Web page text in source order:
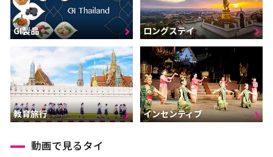
GI製品 ロングステイ
教育旅行 インセンティブ
動画で見るタイ